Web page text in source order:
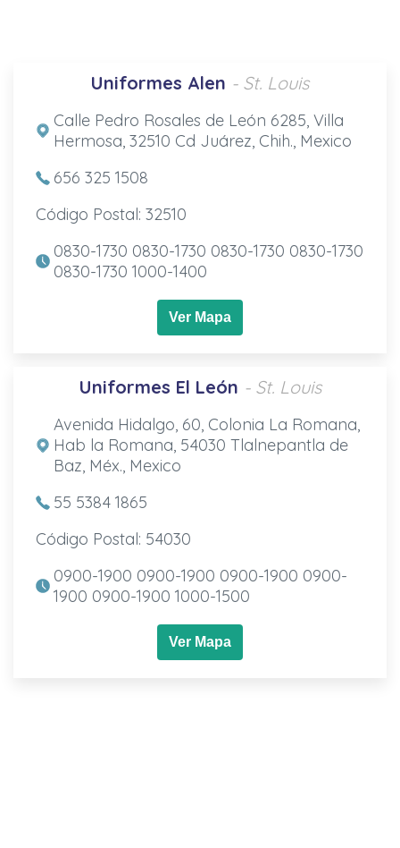
Uniformes Alen - St. Louis
Calle Pedro Rosales de León 6285, Villa
Hermosa, 32510 Cd Juárez, Chih., Mexico
656 325 1508
Código Postal: 32510
0830-1730 0830-1730 0830-1730 0830-1730
0830-1730 1000-1400
Ver Mapa
Uniformes El León - St. Louis
Avenida Hidalgo, 60, Colonia La Romana,
Hab la Romana, 54030 Tlalnepantla de
Baz, Méx., Mexico
55 5384 1865
Código Postal: 54030
0900-1900 0900-1900 0900-1900 0900-
1900 0900-1900 1000-1500
Ver Mapa